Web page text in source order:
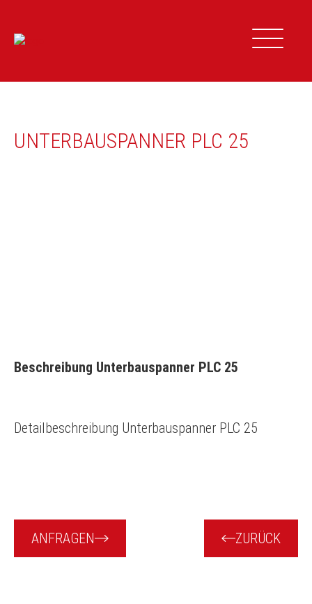
springen
UNTERBAUSPANNER PLC 25
Beschreibung Unterbauspanner PLC 25
Detailbeschreibung Unterbauspanner PLC 25
ANFRAGEN ZURÜCK